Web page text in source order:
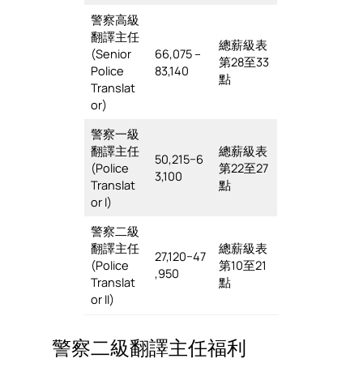
警察高級
翻譯主任
(Senior
Police
Translat
or)
66,075 –
83,140
總薪級表
第28至33
點
警察一級
翻譯主任
(Police
Translat
or I)
50,215−6
3,100
總薪級表
第22至27
點
警察二級
翻譯主任
(Police
Translat
or II)
27,120−47
,950
總薪級表
第10至21
點
警察二級翻譯主任福利